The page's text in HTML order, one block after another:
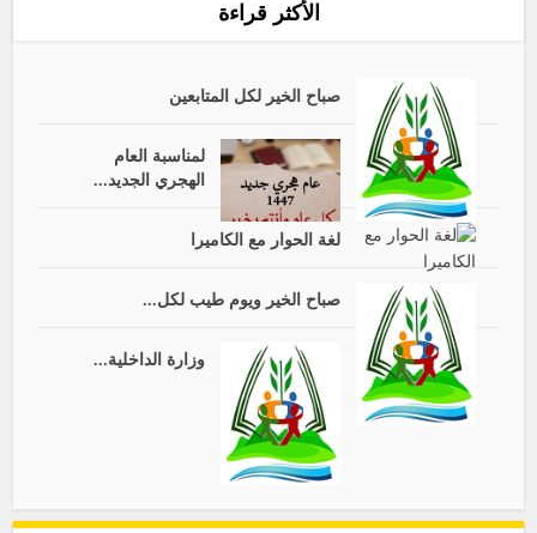
الأكثر قراءة
صباح الخير لكل المتابعين
لمناسبة العام
الهجري الجديد...
لغة الحوار مع الكاميرا
صباح الخير ويوم طيب لكل...
وزارة الداخلية...